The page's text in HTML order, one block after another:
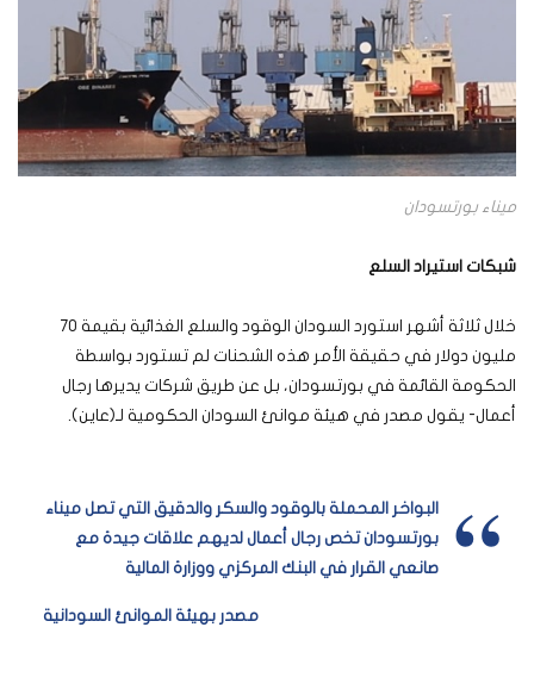
ميناء بورتسودان
شبكات استيراد السلع
خلال ثلاثة أشهر استورد السودان الوقود والسلع الغذائية بقيمة 70
مليون دولار في حقيقة الأمر هذه الشحنات لم تستورد بواسطة
الحكومة القائمة في بورتسودان، بل عن طريق شركات يديرها رجال
أعمال- يقول مصدر في هيئة موانئ السودان الحكومية لـ(عاين).
البواخر المحملة بالوقود والسكر والدقيق التي تصل ميناء
بورتسودان تخص رجال أعمال لديهم علاقات جيدة مع
صانعي القرار في البنك المركزي ووزارة المالية
مصدر بهيئة الموانئ السودانية